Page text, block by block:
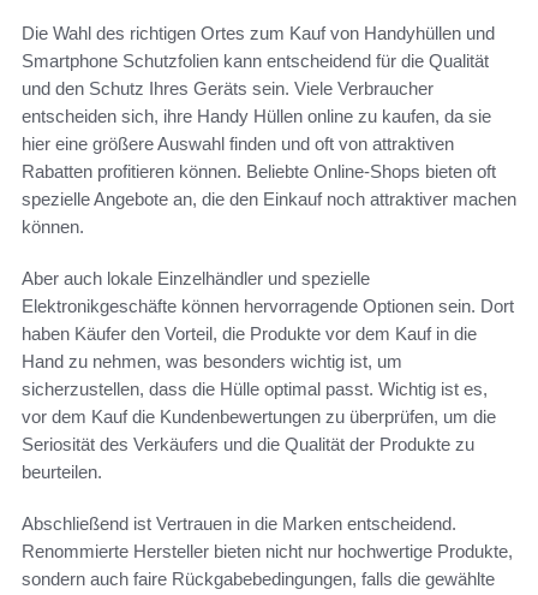
Die Wahl des richtigen Ortes zum Kauf von Handyhüllen und
Smartphone Schutzfolien kann entscheidend für die Qualität
und den Schutz Ihres Geräts sein. Viele Verbraucher
entscheiden sich, ihre Handy Hüllen online zu kaufen, da sie
hier eine größere Auswahl finden und oft von attraktiven
Rabatten profitieren können. Beliebte Online-Shops bieten oft
spezielle Angebote an, die den Einkauf noch attraktiver machen
können.
Aber auch lokale Einzelhändler und spezielle
Elektronikgeschäfte können hervorragende Optionen sein. Dort
haben Käufer den Vorteil, die Produkte vor dem Kauf in die
Hand zu nehmen, was besonders wichtig ist, um
sicherzustellen, dass die Hülle optimal passt. Wichtig ist es,
vor dem Kauf die Kundenbewertungen zu überprüfen, um die
Seriosität des Verkäufers und die Qualität der Produkte zu
beurteilen.
Abschließend ist Vertrauen in die Marken entscheidend.
Renommierte Hersteller bieten nicht nur hochwertige Produkte,
sondern auch faire Rückgabebedingungen, falls die gewählte